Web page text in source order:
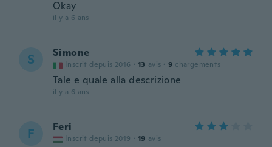
Okay
il y a 6 ans
S Simone
Inscrit depuis 2016 · 13 avis · 9 chargements
Tale e quale alla descrizione
il y a 6 ans
F Feri
Inscrit depuis 2019 · 19 avis